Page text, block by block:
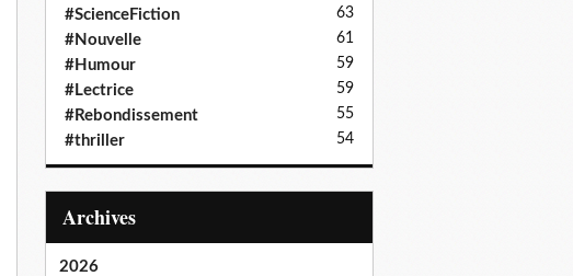
#ScienceFiction 63
#Nouvelle 61
#Humour 59
#Lectrice 59
#Rebondissement 55
#thriller 54
Archives
2026